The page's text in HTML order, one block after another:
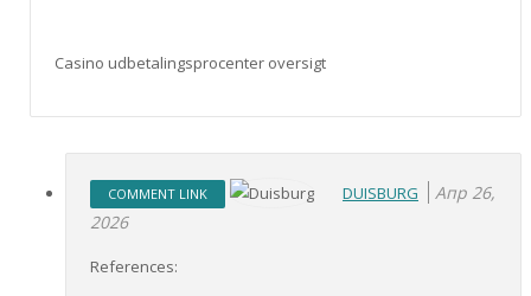
Casino udbetalingsprocenter oversigt
COMMENT LINK DUISBURG
Апр 26,
2026
References: